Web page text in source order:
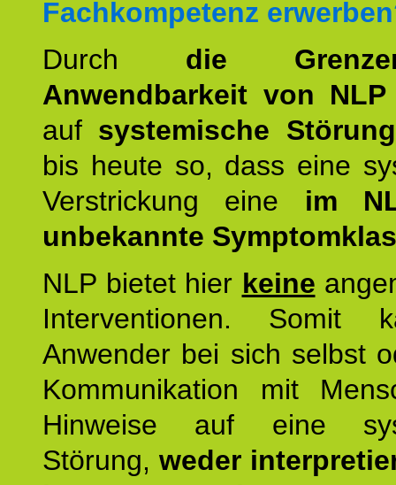
Fachkompetenz
Durch die
Anwendbarkeit von NLP
auf systemische
bis heute so, dass eine
Verstrickung eine im
unbekannte
NLP bietet hier keine
Interventionen. Somit
Anwender bei sich selbst
Kommunikation mit
Hinweise auf eine
Störung, weder